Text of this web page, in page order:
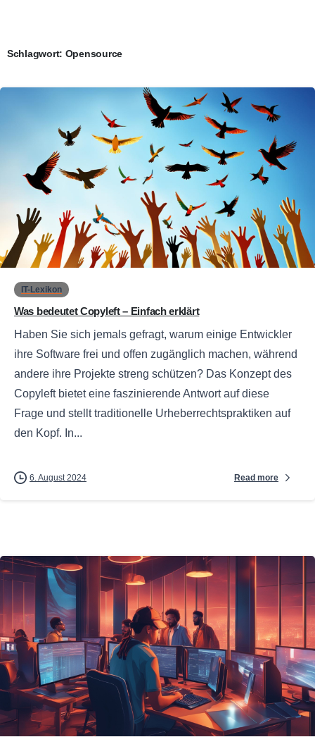
Schlagwort: Opensource
0
IT-Lexikon
Was bedeutet Copyleft – Einfach erklärt
Haben Sie sich jemals gefragt, warum einige Entwickler
ihre Software frei und offen zugänglich machen, während
andere ihre Projekte streng schützen? Das Konzept des
Copyleft bietet eine faszinierende Antwort auf diese
Frage und stellt traditionelle Urheberrechtspraktiken auf
den Kopf. In...
6. August 2024 Read more
0